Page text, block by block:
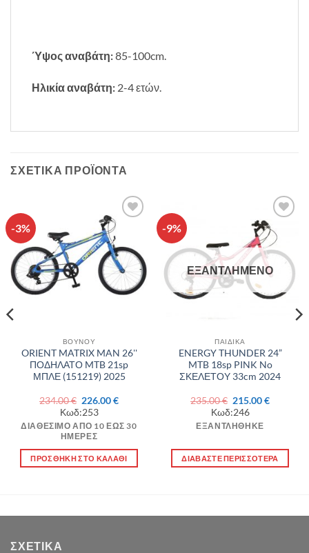
Ύψος αναβάτη:85-100cm.
Ηλικία αναβάτη: 2-4 ετών.
ΣΧΕΤΙΚΆ ΠΡΟΪΌΝΤΑ
-3%
Πρόσθήκη
στην λίστα
επιθυμιών
ΒΟΥΝΟΥ
ORIENT MATRIX MAN 26''
ΠΟΔΗΛΑΤΟ MTB 21sp
ΜΠΛΕ (151219) 2025
234.00€ Original
price
was:
234.00 €.
226.00€Η
είναι:
Κωδ:253
ΔΙΑΘΈΣΙΜΟ ΑΠΌ 10 ΈΩΣ 30
ΗΜΈΡΕΣ
ΠΡΟΣΘΉΚΗ ΣΤΟ ΚΑΛΆΘΙ
-9%
Πρόσθήκη
στην λίστα
επιθυμιών
ΕΞΑΝΤΛΗΜΈΝΟ
ΠΑΙΔΙΚΑ
ENERGY THUNDER 24”
MTB 18sp PINK No
ΣΚΕΛΕΤΟΥ 33cm 2024
235.00€ Original
price
was:
235.00 €.
215.00€Η
Κωδ:246
ΕΞΑΝΤΛΉΘΗΚΕ
ΔΙΑΒΆΣΤΕ ΠΕΡΙΣΣΌΤΕΡΑ
ΣΧΕΤΙΚΆ